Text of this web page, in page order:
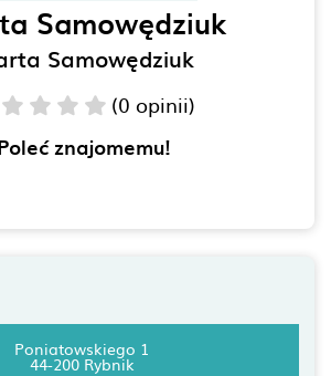
Samowędziuk
Samowędziuk
(0 opinii)
znajomemu!
Poniatowskiego 1
44-200 Rybnik